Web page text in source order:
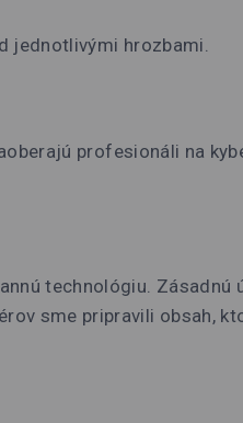
jednotlivými hrozbami.
profesionáli na
technológiu. Zásadnú
sme pripravili obsah,